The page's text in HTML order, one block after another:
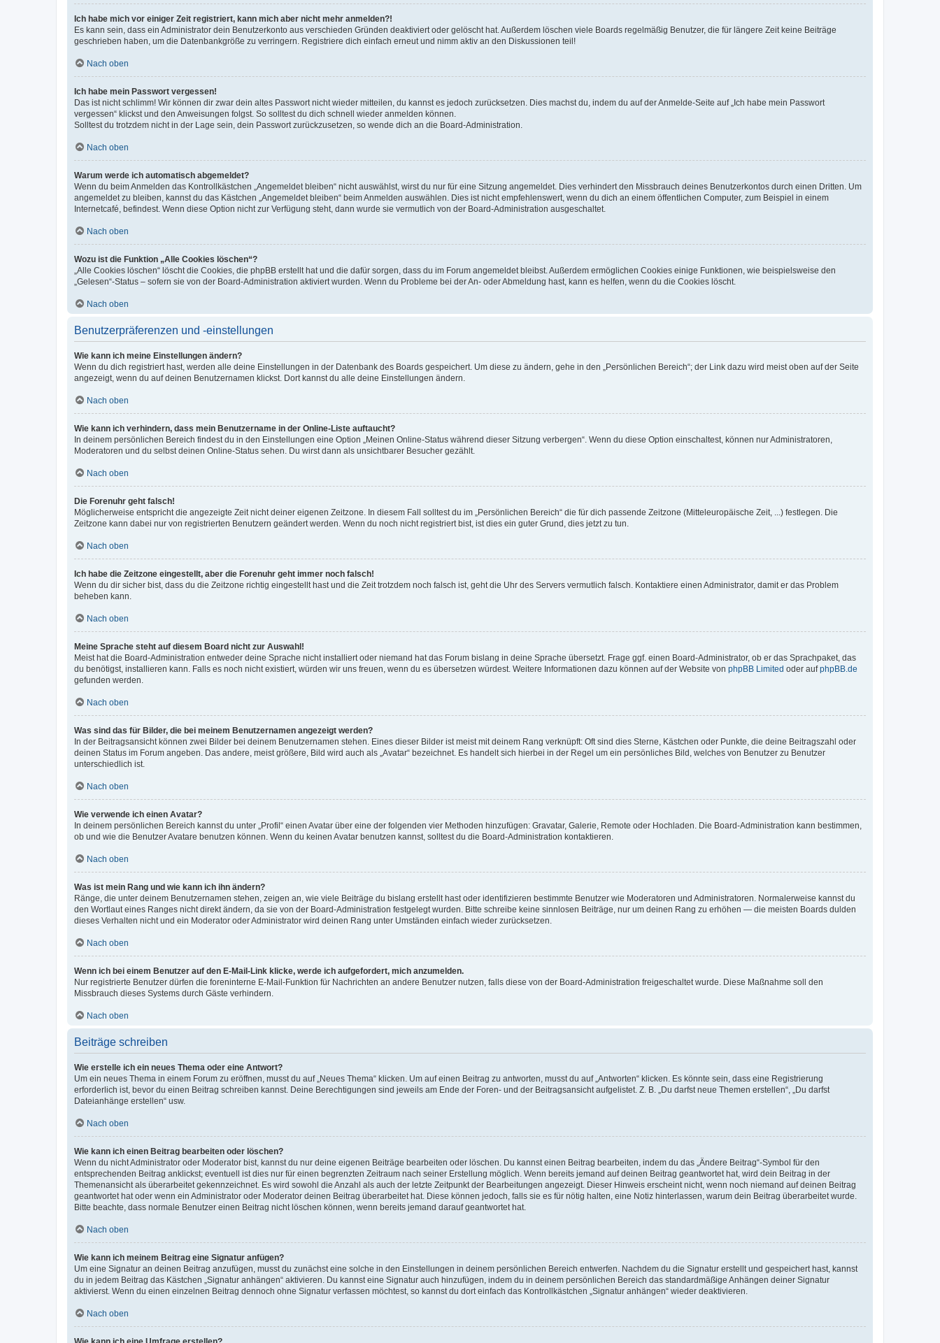
Ich habe mich vor einiger Zeit registriert, kann mich aber nicht mehr anmelden?!
Es kann sein, dass ein Administrator dein Benutzerkonto aus verschieden Gründen deaktiviert oder gelöscht hat. Außerdem löschen viele Boards regelmäßig Benutzer, die für längere Zeit keine Beiträge
geschrieben haben, um die Datenbankgröße zu verringern. Registriere dich einfach erneut und nimm aktiv an den Diskussionen teil!
Nach oben
Ich habe mein Passwort vergessen!
Das ist nicht schlimm! Wir können dir zwar dein altes Passwort nicht wieder mitteilen, du kannst es jedoch zurücksetzen. Dies machst du, indem du auf der Anmelde-Seite auf „Ich habe mein Passwort
vergessen“ klickst und den Anweisungen folgst. So solltest du dich schnell wieder anmelden können.
Solltest du trotzdem nicht in der Lage sein, dein Passwort zurückzusetzen, so wende dich an die Board-Administration.
Nach oben
Warum werde ich automatisch abgemeldet?
Wenn du beim Anmelden das Kontrollkästchen „Angemeldet bleiben“ nicht auswählst, wirst du nur für eine Sitzung angemeldet. Dies verhindert den Missbrauch deines Benutzerkontos durch einen Dritten. Um
angemeldet zu bleiben, kannst du das Kästchen „Angemeldet bleiben“ beim Anmelden auswählen. Dies ist nicht empfehlenswert, wenn du dich an einem öffentlichen Computer, zum Beispiel in einem
Internetcafé, befindest. Wenn diese Option nicht zur Verfügung steht, dann wurde sie vermutlich von der Board-Administration ausgeschaltet.
Nach oben
Wozu ist die Funktion „Alle Cookies löschen“?
„Alle Cookies löschen“ löscht die Cookies, die phpBB erstellt hat und die dafür sorgen, dass du im Forum angemeldet bleibst. Außerdem ermöglichen Cookies einige Funktionen, wie beispielsweise den
„Gelesen“-Status – sofern sie von der Board-Administration aktiviert wurden. Wenn du Probleme bei der An- oder Abmeldung hast, kann es helfen, wenn du die Cookies löscht.
Nach oben
Benutzerpräferenzen und -einstellungen
Wie kann ich meine Einstellungen ändern?
Wenn du dich registriert hast, werden alle deine Einstellungen in der Datenbank des Boards gespeichert. Um diese zu ändern, gehe in den „Persönlichen Bereich“; der Link dazu wird meist oben auf der Seite
angezeigt, wenn du auf deinen Benutzernamen klickst. Dort kannst du alle deine Einstellungen ändern.
Nach oben
Wie kann ich verhindern, dass mein Benutzername in der Online-Liste auftaucht?
In deinem persönlichen Bereich findest du in den Einstellungen eine Option „Meinen Online-Status während dieser Sitzung verbergen“. Wenn du diese Option einschaltest, können nur Administratoren,
Moderatoren und du selbst deinen Online-Status sehen. Du wirst dann als unsichtbarer Besucher gezählt.
Nach oben
Die Forenuhr geht falsch!
Möglicherweise entspricht die angezeigte Zeit nicht deiner eigenen Zeitzone. In diesem Fall solltest du im „Persönlichen Bereich“ die für dich passende Zeitzone (Mitteleuropäische Zeit, ...) festlegen. Die
Zeitzone kann dabei nur von registrierten Benutzern geändert werden. Wenn du noch nicht registriert bist, ist dies ein guter Grund, dies jetzt zu tun.
Nach oben
Ich habe die Zeitzone eingestellt, aber die Forenuhr geht immer noch falsch!
Wenn du dir sicher bist, dass du die Zeitzone richtig eingestellt hast und die Zeit trotzdem noch falsch ist, geht die Uhr des Servers vermutlich falsch. Kontaktiere einen Administrator, damit er das Problem
beheben kann.
Nach oben
Meine Sprache steht auf diesem Board nicht zur Auswahl!
Meist hat die Board-Administration entweder deine Sprache nicht installiert oder niemand hat das Forum bislang in deine Sprache übersetzt. Frage ggf. einen Board-Administrator, ob er das Sprachpaket, das
du benötigst, installieren kann. Falls es noch nicht existiert, würden wir uns freuen, wenn du es übersetzen würdest. Weitere Informationen dazu können auf der Website von phpBB Limited oder aufphpBB.de
gefunden werden.
Nach oben
Was sind das für Bilder, die bei meinem Benutzernamen angezeigt werden?
In der Beitragsansicht können zwei Bilder bei deinem Benutzernamen stehen. Eines dieser Bilder ist meist mit deinem Rang verknüpft: Oft sind dies Sterne, Kästchen oder Punkte, die deine Beitragszahl oder
deinen Status im Forum angeben. Das andere, meist größere, Bild wird auch als „Avatar“ bezeichnet. Es handelt sich hierbei in der Regel um ein persönliches Bild, welches von Benutzer zu Benutzer
unterschiedlich ist.
Nach oben
Wie verwende ich einen Avatar?
In deinem persönlichen Bereich kannst du unter „Profil“ einen Avatar über eine der folgenden vier Methoden hinzufügen: Gravatar, Galerie, Remote oder Hochladen. Die Board-Administration kann bestimmen,
ob und wie die Benutzer Avatare benutzen können. Wenn du keinen Avatar benutzen kannst, solltest du die Board-Administration kontaktieren.
Nach oben
Was ist mein Rang und wie kann ich ihn ändern?
Ränge, die unter deinem Benutzernamen stehen, zeigen an, wie viele Beiträge du bislang erstellt hast oder identifizieren bestimmte Benutzer wie Moderatoren und Administratoren. Normalerweise kannst du
den Wortlaut eines Ranges nicht direkt ändern, da sie von der Board-Administration festgelegt wurden. Bitte schreibe keine sinnlosen Beiträge, nur um deinen Rang zu erhöhen — die meisten Boards dulden
dieses Verhalten nicht und ein Moderator oder Administrator wird deinen Rang unter Umständen einfach wieder zurücksetzen.
Nach oben
Wenn ich bei einem Benutzer auf den E-Mail-Link klicke, werde ich aufgefordert, mich anzumelden.
Nur registrierte Benutzer dürfen die foreninterne E-Mail-Funktion für Nachrichten an andere Benutzer nutzen, falls diese von der Board-Administration freigeschaltet wurde. Diese Maßnahme soll den
Missbrauch dieses Systems durch Gäste verhindern.
Nach oben
Beiträge schreiben
Wie erstelle ich ein neues Thema oder eine Antwort?
Um ein neues Thema in einem Forum zu eröffnen, musst du auf „Neues Thema“ klicken. Um auf einen Beitrag zu antworten, musst du auf „Antworten“ klicken. Es könnte sein, dass eine Registrierung
erforderlich ist, bevor du einen Beitrag schreiben kannst. Deine Berechtigungen sind jeweils am Ende der Foren- und der Beitragsansicht aufgelistet. Z. B. „Du darfst neue Themen erstellen“, „Du darfst
Dateianhänge erstellen“ usw.
Nach oben
Wie kann ich einen Beitrag bearbeiten oder löschen?
Wenn du nicht Administrator oder Moderator bist, kannst du nur deine eigenen Beiträge bearbeiten oder löschen. Du kannst einen Beitrag bearbeiten, indem du das „Ändere Beitrag“-Symbol für den
entsprechenden Beitrag anklickst; eventuell ist dies nur für einen begrenzten Zeitraum nach seiner Erstellung möglich. Wenn bereits jemand auf deinen Beitrag geantwortet hat, wird dein Beitrag in der
Themenansicht als überarbeitet gekennzeichnet. Es wird sowohl die Anzahl als auch der letzte Zeitpunkt der Bearbeitungen angezeigt. Dieser Hinweis erscheint nicht, wenn noch niemand auf deinen Beitrag
geantwortet hat oder wenn ein Administrator oder Moderator deinen Beitrag überarbeitet hat. Diese können jedoch, falls sie es für nötig halten, eine Notiz hinterlassen, warum dein Beitrag überarbeitet wurde.
Bitte beachte, dass normale Benutzer einen Beitrag nicht löschen können, wenn bereits jemand darauf geantwortet hat.
Nach oben
Wie kann ich meinem Beitrag eine Signatur anfügen?
Um eine Signatur an deinen Beitrag anzufügen, musst du zunächst eine solche in den Einstellungen in deinem persönlichen Bereich entwerfen. Nachdem du die Signatur erstellt und gespeichert hast, kannst
du in jedem Beitrag das Kästchen „Signatur anhängen“ aktivieren. Du kannst eine Signatur auch hinzufügen, indem du in deinem persönlichen Bereich das standardmäßige Anhängen deiner Signatur
aktivierst. Wenn du einen einzelnen Beitrag dennoch ohne Signatur verfassen möchtest, so kannst du dort einfach das Kontrollkästchen „Signatur anhängen“ wieder deaktivieren.
Nach oben